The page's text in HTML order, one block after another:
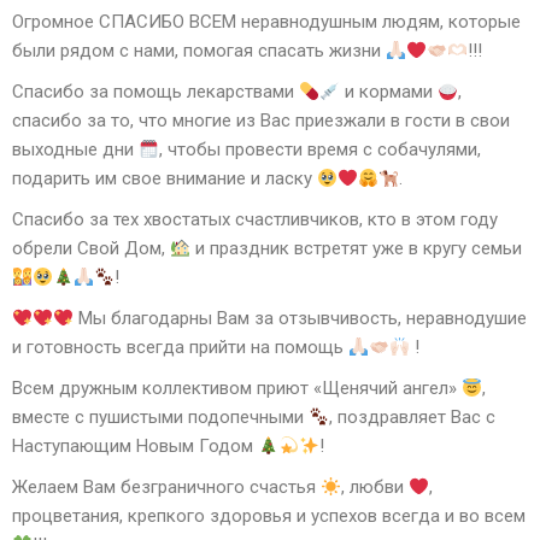
Огромное СПАСИБО ВСЕМ неравнодушным людям, которые
были рядом с нами, помогая спасать жизни
!!!
Спасибо за помощь лекарствами
и кормами
,
спасибо за то, что многие из Вас приезжали в гости в свои
выходные дни
, чтобы провести время с собачулями,
подарить им свое внимание и ласку
.
Спасибо за тех хвостатых счастливчиков, кто в этом году
обрели Свой Дом,
и праздник встретят уже в кругу семьи
!
Мы благодарны Вам за отзывчивость, неравнодушие
и готовность всегда прийти на помощь
!
Всем дружным коллективом приют «Щенячий ангел»
,
вместе с пушистыми подопечными
, поздравляет Вас с
Наступающим Новым Годом
!
Желаем Вам безграничного счастья
, любви
,
процветания, крепкого здоровья и успехов всегда и во всем